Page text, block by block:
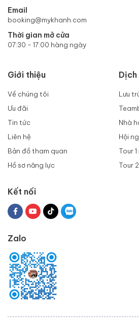
Email
booking@mykhanh.com
Thời gian mở cửa
07:30 - 17:00 hàng ngày
Giới thiệu
Về chúng tôi
Ưu đãi
Tin tức
Liên hệ
Bản đồ tham quan
Hồ sơ năng lực
Dịch
Lưu
Nhà
Hội
Tour
Tour
Kết nối
Zalo